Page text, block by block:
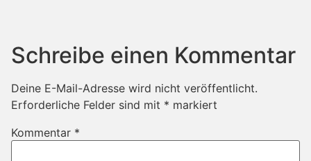
Schreibe einen Kommentar
Deine E-Mail-Adresse wird nicht veröffentlicht.
Erforderliche Felder sind mit * markiert
Kommentar *